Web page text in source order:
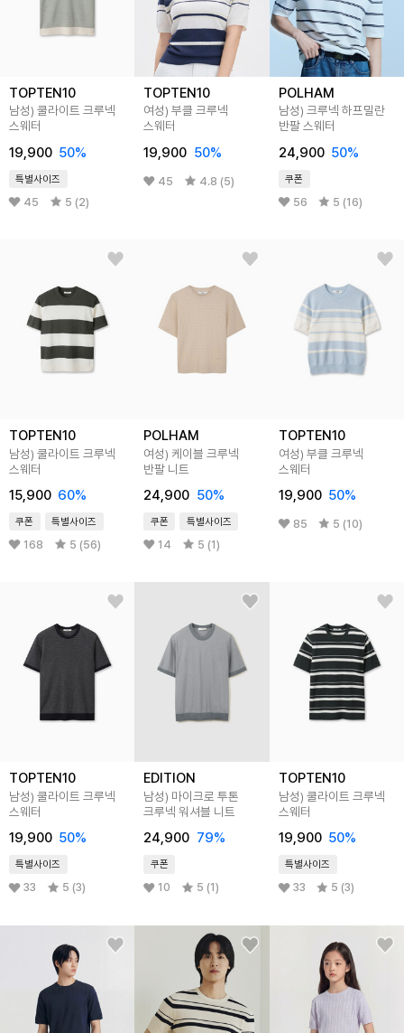
TOPTEN10
남성) 쿨라이트 크루넥
스웨터
19,900 50%
특별사이즈
45 5 (2)
TOPTEN10
여성) 부클 크루넥
스웨터
19,900 50%
45 4.8 (5)
POLHAM
남성) 크루넥 하프밀란
반팔 스웨터
24,900 50%
쿠폰
56 5 (16)
TOPTEN10
남성) 쿨라이트 크루넥
스웨터
15,900 60%
쿠폰 특별사이즈
168 5 (56)
POLHAM
여성) 케이블 크루넥
반팔 니트
24,900 50%
쿠폰 특별사이즈
14 5 (1)
TOPTEN10
여성) 부클 크루넥
스웨터
19,900 50%
85 5 (10)
TOPTEN10
남성) 쿨라이트 크루넥
스웨터
19,900 50%
특별사이즈
33 5 (3)
EDITION
남성) 마이크로 투톤
크루넥 워셔블 니트
24,900 79%
쿠폰
10 5 (1)
TOPTEN10
남성) 쿨라이트 크루넥
스웨터
19,900 50%
특별사이즈
33 5 (3)